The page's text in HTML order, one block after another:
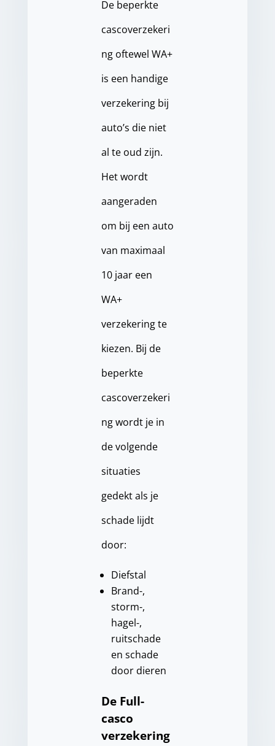
De beperkte
cascoverzekeri
ng oftewel WA+
is een handige
verzekering bij
auto’s die niet
al te oud zijn.
Het wordt
aangeraden
om bij een auto
van maximaal
10 jaar een
WA+
verzekering te
kiezen. Bij de
beperkte
cascoverzekeri
ng wordt je in
de volgende
situaties
gedekt als je
schade lijdt
door:
Diefstal
Brand-,
storm-,
hagel-,
ruitschade
en schade
door dieren
De Full-
casco
verzekering